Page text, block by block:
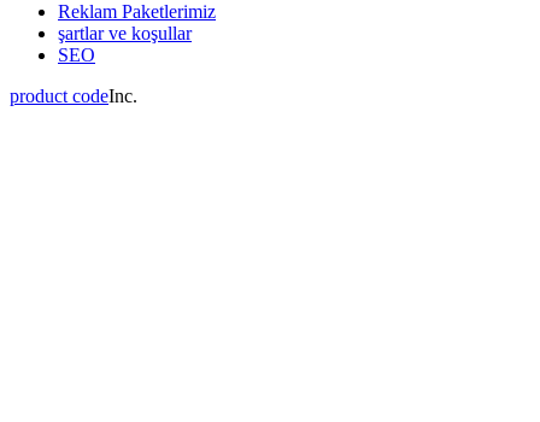
Reklam Paketlerimiz
şartlar ve koşullar
SEO
product codeInc.